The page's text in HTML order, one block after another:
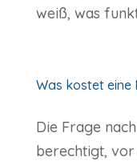
weiß, was
Was kostet eine
Die Frage
berechtigt,